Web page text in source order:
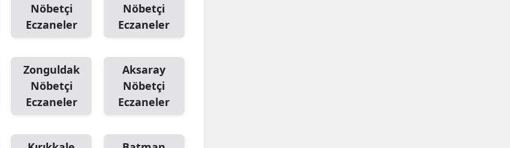
Nöbetçi
Eczaneler
Nöbetçi
Eczaneler
Zonguldak
Nöbetçi
Eczaneler
Aksaray
Nöbetçi
Eczaneler